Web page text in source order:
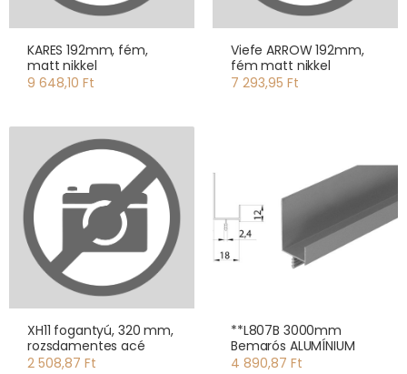
KARES 192mm, fém,
matt nikkel
9 648,10 Ft
Viefe ARROW 192mm,
fém matt nikkel
7 293,95 Ft
XH11 fogantyú, 320 mm,
rozsdamentes acé
2 508,87 Ft
**L807B 3000mm
Bemarós ALUMÍNIUM
4 890,87 Ft